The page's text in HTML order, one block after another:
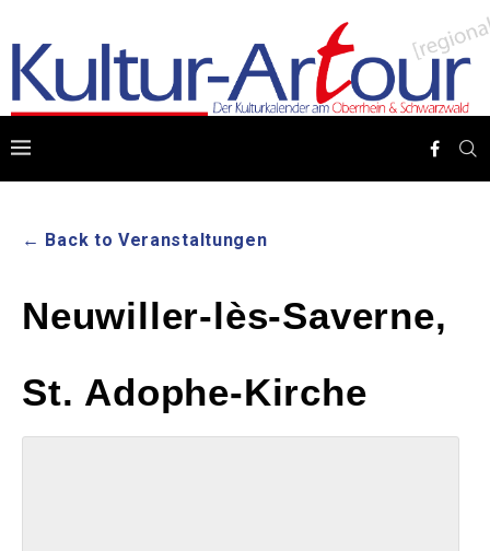
← Back to Veranstaltungen
Neuwiller-lès-Saverne,
St. Adophe-Kirche